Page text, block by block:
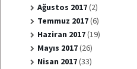
Ağustos 2017(2)
Temmuz 2017(6)
Haziran 2017(19)
Mayıs 2017(26)
Nisan 2017(33)